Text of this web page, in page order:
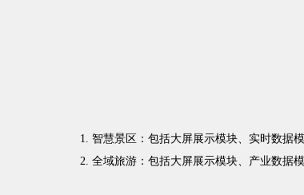
1. 智慧景区：包括大屏展示模块、实时数据
2. 全域旅游：包括大屏展示模块、产业数据